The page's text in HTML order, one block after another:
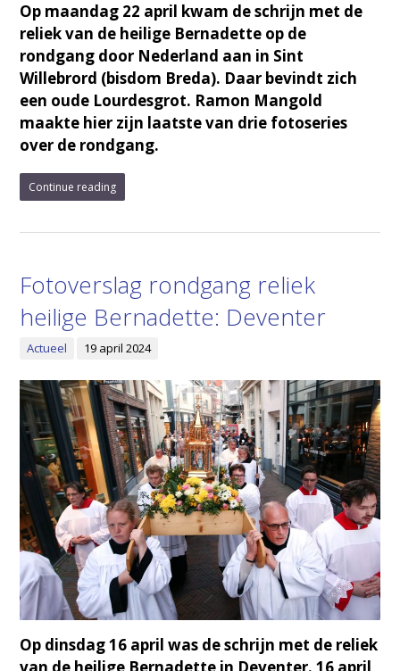
Op maandag 22 april kwam de schrijn met de
reliek van de heilige Bernadette op de
rondgang door Nederland aan in Sint
Willebrord (bisdom Breda). Daar bevindt zich
een oude Lourdesgrot. Ramon Mangold
maakte hier zijn laatste van drie fotoseries
over de rondgang.
Continue reading
Fotoverslag rondgang reliek
heilige Bernadette: Deventer
Actueel 19 april 2024
Op dinsdag 16 april was de schrijn met de reliek